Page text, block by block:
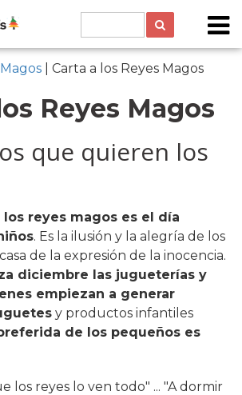
| Carta a los Reyes Magos
Reyes Magos
que quieren los
reyes magos es el día
. Es la ilusión y la alegría de los
de la expresión de la inocencia.
diciembre las jugueterías y
empiezan a generar
y productos infantiles
de los pequeños es
los reyes lo ven todo" ... "A dormir